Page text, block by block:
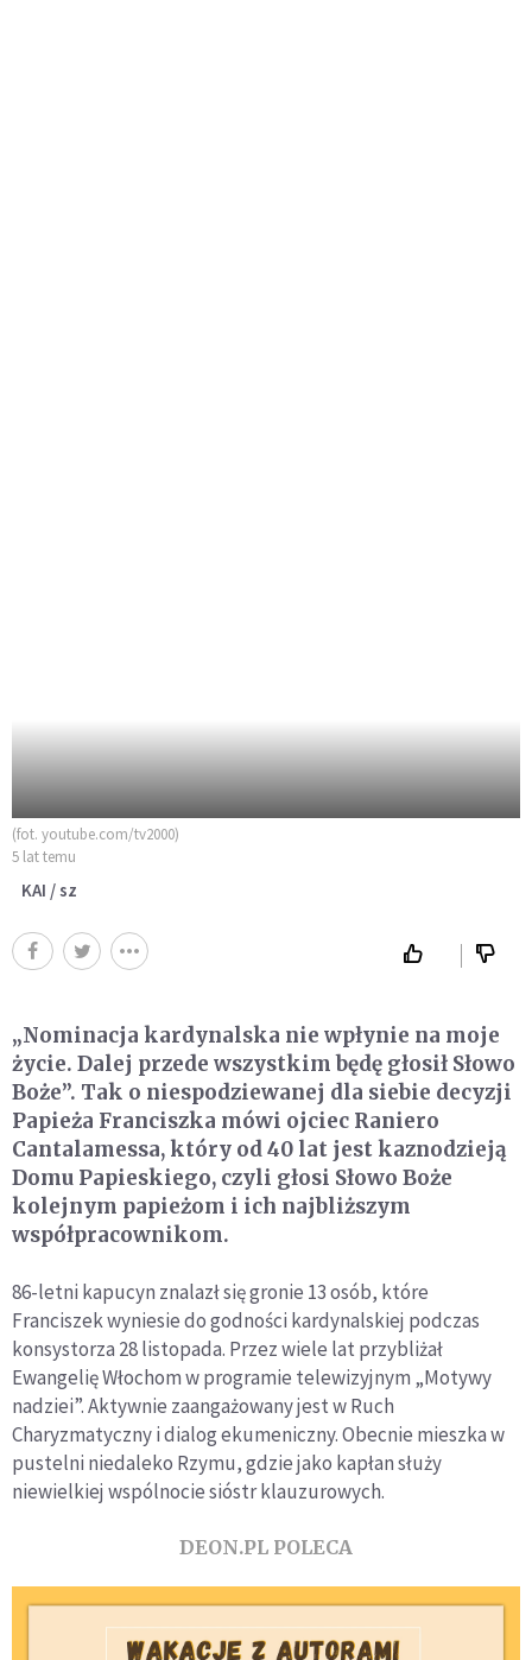
(fot. youtube.com/tv2000)
5 lat temu
KAI / sz
„Nominacja kardynalska nie wpłynie na moje
życie. Dalej przede wszystkim będę głosił Słowo
Boże”. Tak o niespodziewanej dla siebie decyzji
Papieża Franciszka mówi ojciec Raniero
Cantalamessa, który od 40 lat jest kaznodzieją
Domu Papieskiego, czyli głosi Słowo Boże
kolejnym papieżom i ich najbliższym
współpracownikom.
86-letni kapucyn znalazł się gronie 13 osób, które
Franciszek wyniesie do godności kardynalskiej podczas
konsystorza 28 listopada. Przez wiele lat przybliżał
Ewangelię Włochom w programie telewizyjnym „Motywy
nadziei”. Aktywnie zaangażowany jest w Ruch
Charyzmatyczny i dialog ekumeniczny. Obecnie mieszka w
pustelni niedaleko Rzymu, gdzie jako kapłan służy
niewielkiej wspólnocie sióstr klauzurowych.
DEON.PL POLECA